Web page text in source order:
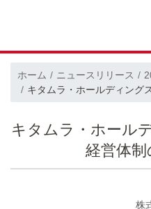
採用情報
ホーム ニュースリリース
キタムラ・ホールディング
キタムラ・ホール
経営体
株